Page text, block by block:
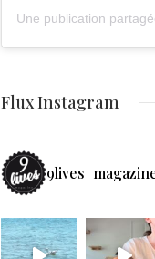
Flux Instagram